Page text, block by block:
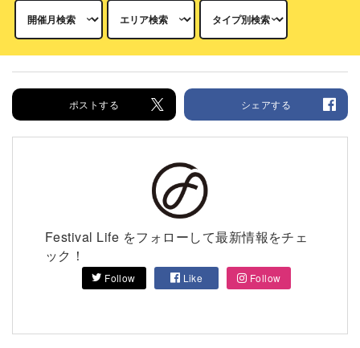
ポストする シェアする
Festival Life をフォローして最新情報をチェ
ック！
Follow Like Follow